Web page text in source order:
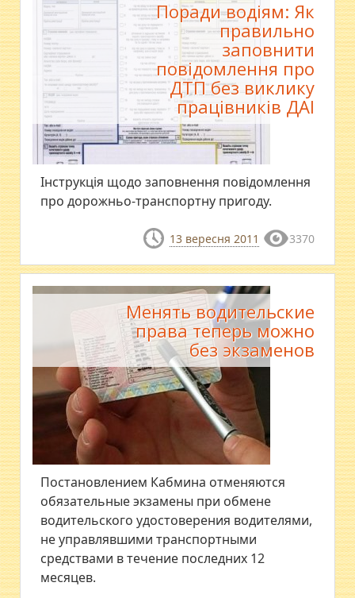
Поради водіям: Як
правильно
заповнити
повідомлення про
ДТП без виклику
працівників ДАІ
Інструкція щодо заповнення повідомлення
про дорожньо-транспортну пригоду.
13 вересня 2011 3370
Менять водительские
права теперь можно
без экзаменов
Постановлением Кабмина отменяются
обязательные экзамены при обмене
водительского удостоверения водителями,
не управлявшими транспортными
средствами в течение последних 12
месяцев.